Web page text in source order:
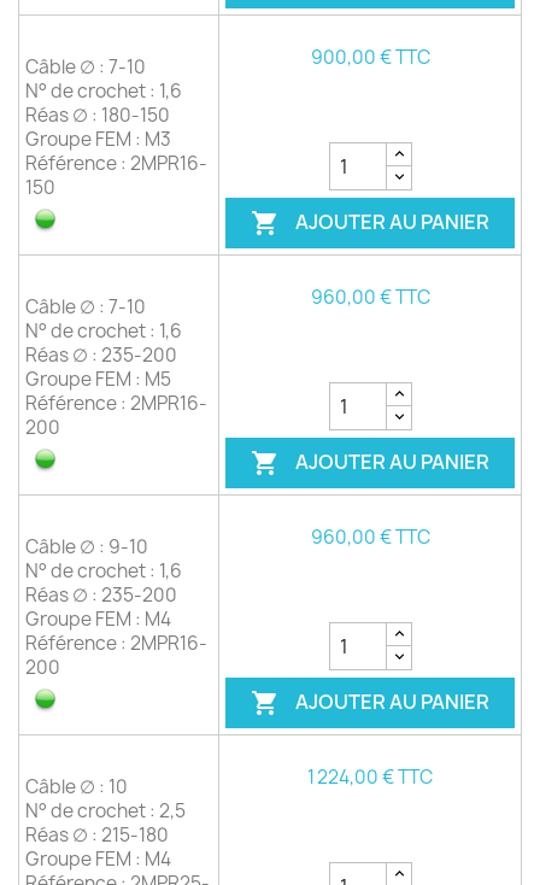
Câble ∅ : 7-10
N° de crochet : 1,6
Réas ∅ : 180-150
Groupe FEM : M3
Référence : 2MPR16-
150
900,00 € TTC
 AJOUTER AU PANIER
Câble ∅ : 7-10
N° de crochet : 1,6
Réas ∅ : 235-200
Groupe FEM : M5
Référence : 2MPR16-
200
960,00 € TTC
 AJOUTER AU PANIER
Câble ∅ : 9-10
N° de crochet : 1,6
Réas ∅ : 235-200
Groupe FEM : M4
Référence : 2MPR16-
200
960,00 € TTC
 AJOUTER AU PANIER
Câble ∅ : 10
N° de crochet : 2,5
Réas ∅ : 215-180
Groupe FEM : M4
1 224,00 € TTC